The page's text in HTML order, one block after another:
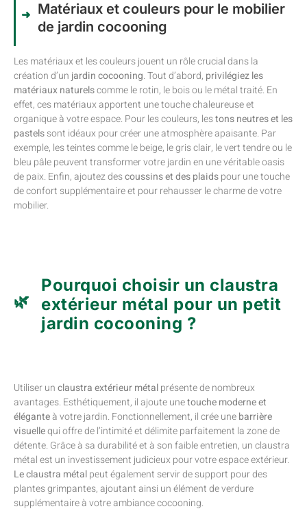
Matériaux et couleurs pour le mobilier
de jardin cocooning
Les matériaux et les couleurs jouent un rôle crucial dans la
création d’un jardin cocooning. Tout d’abord, privilégiez les
matériaux naturelscomme le rotin, le bois ou le métal traité. En
effet, ces matériaux apportent une touche chaleureuse et
organique à votre espace. Pour les couleurs, lestons neutres et les
pastelssont idéaux pour créer une atmosphère apaisante. Par
exemple, les teintes comme le beige, le gris clair, le vert tendre ou le
bleu pâle peuvent transformer votre jardin en une véritable oasis
de paix. Enfin, ajoutez descoussins et des plaidspour une touche
de confort supplémentaire et pour rehausser le charme de votre
mobilier.
Pourquoi choisir un claustra
extérieur métal pour un petit
jardin cocooning ?
Utiliser unclaustra extérieur métalprésente de nombreux
avantages. Esthétiquement, il ajoute unetouche moderne et
éléganteà votre jardin. Fonctionnellement, il crée unebarrière
visuellequi offre de l’intimité et délimite parfaitement la zone de
détente. Grâce à sa durabilité et à son faible entretien, un claustra
métal est un investissement judicieux pour votre espace extérieur.
Le claustra métalpeut également servir de support pour des
plantes grimpantes, ajoutant ainsi un élément de verdure
supplémentaire à votre ambiance cocooning.